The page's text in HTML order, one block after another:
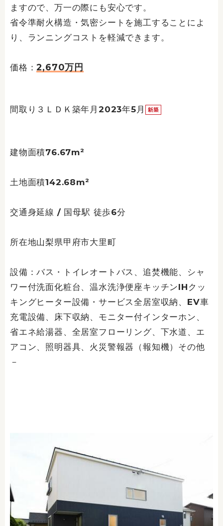
ますので、万一の際にも安心です。
省令準耐火構造・気密シートを施工することによ
り、ランニングコストを軽減できます。
価格：2,670万円
間取り３ＬＤＫ築年月2023年5月
建物面積76.67m²
土地面積142.68m²
交通身延線 / 国母駅 徒歩6分
所在地山梨県甲府市大里町
設備：バス・トイレオートバス、追焚機能、シャ
ワー付洗面化粧台、温水洗浄便座キッチンIHクッ
キングヒーター設備・サービス全居室収納、EV車
充電設備、床下収納、モニター付インターホン、
省エネ給湯器、全居室フローリング、下水道、エ
アコン、照明器具、火災警報器（報知機）その他
－